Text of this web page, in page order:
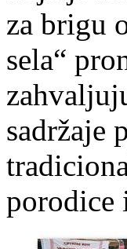
za brigu
sela“
sadržaje
porodice